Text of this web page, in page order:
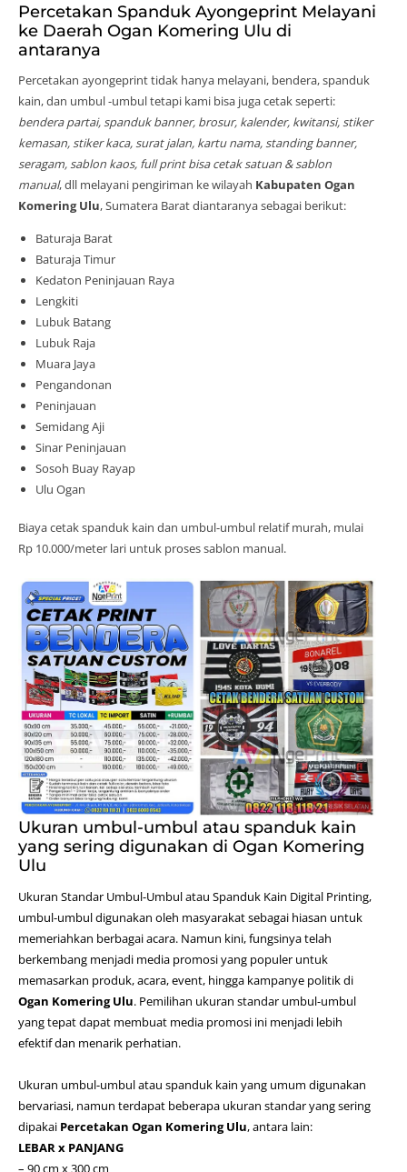
Percetakan Spanduk Ayongeprint Melayani
ke Daerah Ogan Komering Ulu di
antaranya
Percetakan ayongeprint tidak hanya melayani, bendera, spanduk
kain, dan umbul -umbul tetapi kami bisa juga cetak seperti:
bendera partai, spanduk banner, brosur, kalender, kwitansi, stiker
kemasan, stiker kaca, surat jalan, kartu nama, standing banner,
seragam, sablon kaos, full print bisa cetak satuan & sablon
manual, dll melayani pengiriman ke wilayah Kabupaten Ogan
Komering Ulu, Sumatera Barat diantaranya sebagai berikut:
Baturaja Barat
Baturaja Timur
Kedaton Peninjauan Raya
Lengkiti
Lubuk Batang
Lubuk Raja
Muara Jaya
Pengandonan
Peninjauan
Semidang Aji
Sinar Peninjauan
Sosoh Buay Rayap
Ulu Ogan
Biaya cetak spanduk kain dan umbul-umbul relatif murah, mulai
Rp 10.000/meter lari untuk proses sablon manual.
Ukuran umbul-umbul atau spanduk kain
yang sering digunakan di Ogan Komering
Ulu
Ukuran Standar Umbul-Umbul atau Spanduk Kain Digital Printing,
umbul-umbul digunakan oleh masyarakat sebagai hiasan untuk
memeriahkan berbagai acara. Namun kini, fungsinya telah
berkembang menjadi media promosi yang populer untuk
memasarkan produk, acara, event, hingga kampanye politik di
Ogan Komering Ulu. Pemilihan ukuran standar umbul-umbul
yang tepat dapat membuat media promosi ini menjadi lebih
efektif dan menarik perhatian.
Ukuran umbul-umbul atau spanduk kain yang umum digunakan
bervariasi, namun terdapat beberapa ukuran standar yang sering
dipakai Percetakan Ogan Komering Ulu, antara lain:
LEBAR x PANJANG
– 90 cm x 300 cm